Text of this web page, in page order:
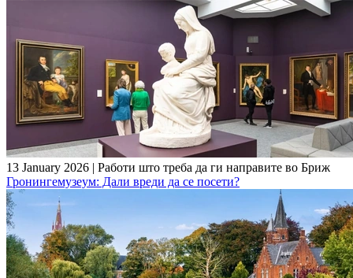
13 January 2026 | Работи што треба да ги направите во Бриж
Гронингемузеум: Дали вреди да се посети?